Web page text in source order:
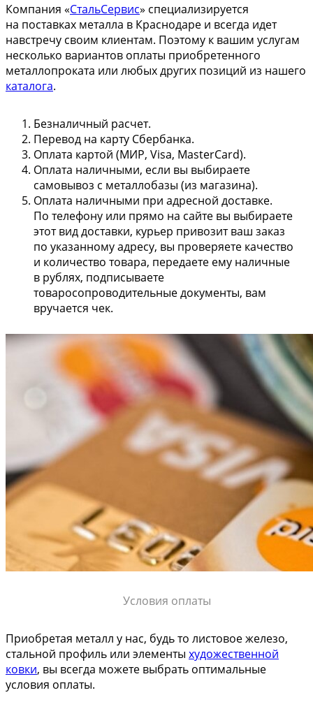
Компания «СтальСервис» специализируется
на поставках металла в Краснодаре и всегда идет
навстречу своим клиентам. Поэтому к вашим услугам
несколько вариантов оплаты приобретенного
металлопроката или любых других позиций из нашего
каталога.
Безналичный расчет.
Перевод на карту Сбербанка.
Оплата картой (МИР, Visa, MasterCard).
Оплата наличными, если вы выбираете
самовывоз с металлобазы (из магазина).
Оплата наличными при адресной доставке.
По телефону или прямо на сайте вы выбираете
этот вид доставки, курьер привозит ваш заказ
по указанному адресу, вы проверяете качество
и количество товара, передаете ему наличные
в рублях, подписываете
товаросопроводительные документы, вам
вручается чек.
Условия оплаты
Приобретая металл у нас, будь то листовое железо,
стальной профиль или элементы художественной
ковки, вы всегда можете выбрать оптимальные
условия оплаты.